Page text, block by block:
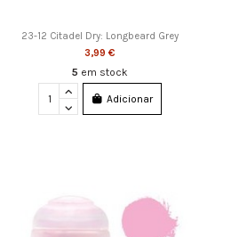
23-12 Citadel Dry: Longbeard Grey
3,99 €
5 em stock
Adicionar